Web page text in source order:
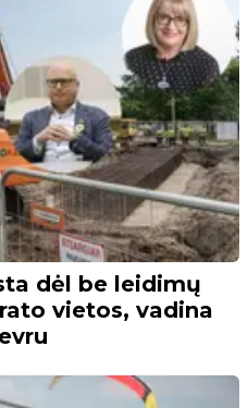
dėl be leidimų
vietos, vadina